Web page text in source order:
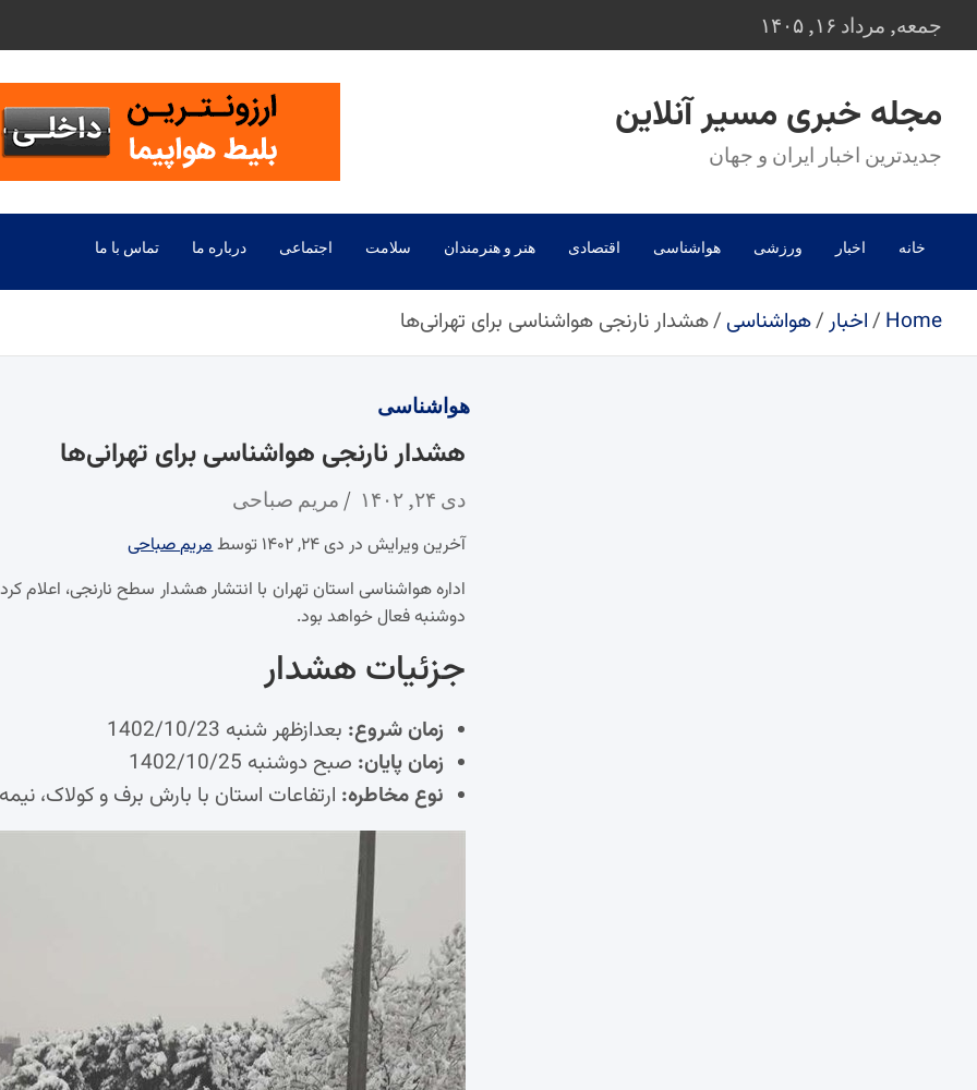
to
جمعه, مرداد ۱۶, ۱۴۰۵
مجله خبری مسیر آنلاین
جدیدترین اخبار ایران و جهان
خانه اخبار ورزشی هواشناسی اقتصادی هنر و هنرمندان سلامت اجتماعی درباره ما تماس با ما
Home اخبار هواشناسی هشدار نارنجی هواشناسی برای تهرانی‌ها
هواشناسی
هشدار نارنجی هواشناسی برای تهرانی‌ها
دی ۲۴, ۱۴۰۲ مریم صباحی
آخرین ویرایش در دی ۲۴, ۱۴۰۲ توسط
مریم صباحی
اداره هواشناسی استان تهران با انتشار هشدار سطح نارنجی، اعلام
دوشنبه فعال خواهد بود.
جزئیات هشدار
زمان شروع: بعدازظهر شنبه 1402/10/23
زمان پایان: صبح دوشنبه 1402/10/25
نوع مخاطره: ارتفاعات استان با بارش برف و کولاک،